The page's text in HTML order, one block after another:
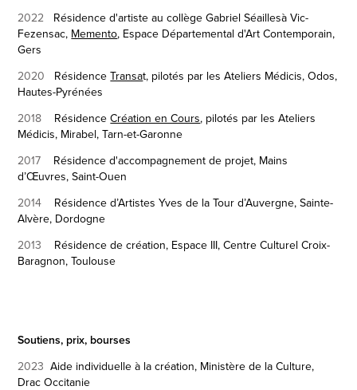
2022
Résidence d'artiste au collège Gabriel Séaillesà Vic-
Fezensac, Memento, Espace Départemental d'Art Contemporain,
Gers
2020 RésidenceTransat, pilotés par les Ateliers Médicis, Odos,
Hautes-Pyrénées
2018 RésidenceCréation en Cours, pilotés par les Ateliers
Médicis, Mirabel, Tarn-et-Garonne
2017
Résidence d'accompagnement de projet, Mains
d’Œuvres, Saint-Ouen
2014 Résidence d’Artistes Yves de la Tour d’Auvergne, Sainte-
Alvère, Dordogne
2013
Résidence de création, Espace III, Centre Culturel Croix-
Baragnon, Toulouse
Soutiens, prix, bourses
2023 Aide individuelle à la création, Ministère de la Culture,
Drac Occitanie